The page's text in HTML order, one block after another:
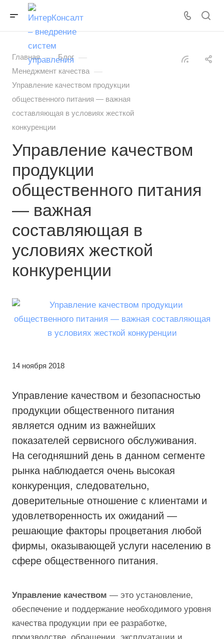
Главная — Блог —
Менеджмент качества —
Управление качеством продукции
общественного питания — важная
составляющая в условиях жесткой
конкуренции
Управление качеством
продукции
общественного питания
— важная
составляющая в
условиях жесткой
конкуренции
14 ноября 2018
Управление качеством и безопасностью
продукции общественного питания
является одним из важнейших
показателей сервисного обслуживания.
На сегодняшний день в данном сегменте
рынка наблюдается очень высокая
конкуренция, следовательно,
доверительные отношение с клиентами и
удовлетворенность их ожиданий —
решающие факторы процветания любой
фирмы, оказывающей услуги населению в
сфере общественного питания.
Управление качеством — это установление,
обеспечение и поддержание необходимого уровня
качества продукции при ее разработке,